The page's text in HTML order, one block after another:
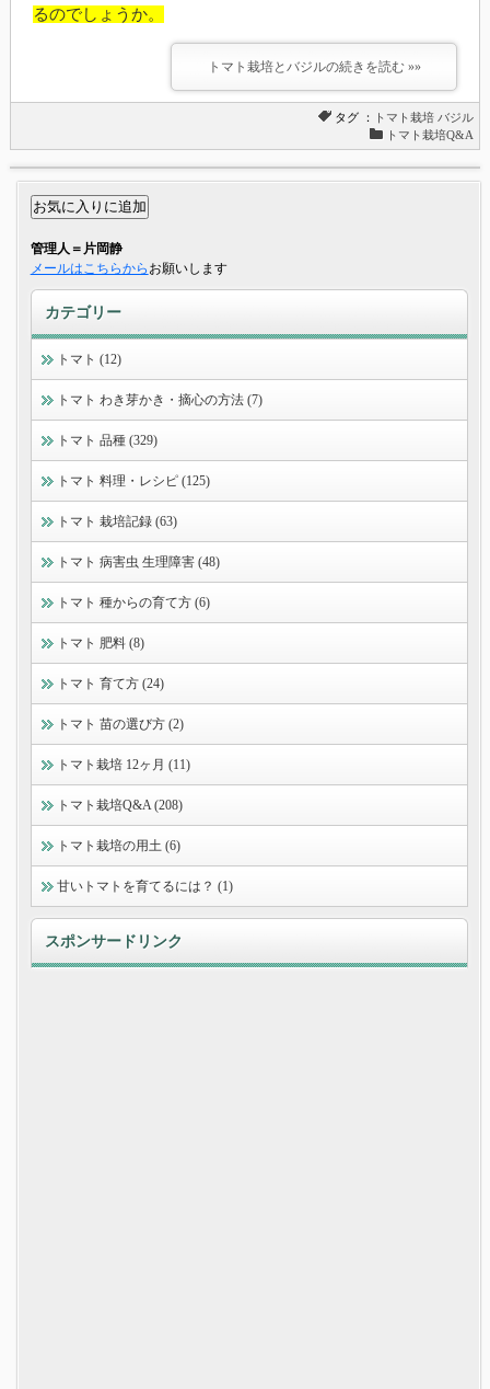
るのでしょうか。
トマト栽培とバジルの続きを読む »»
タグ ： トマト栽培 バジル
トマト栽培Q&A
管理人＝片岡静
メールはこちらから お願いします
カテゴリー
トマト (12)
トマト わき芽かき・摘心の方法 (7)
トマト 品種 (329)
トマト 料理・レシピ (125)
トマト 栽培記録 (63)
トマト 病害虫 生理障害 (48)
トマト 種からの育て方 (6)
トマト 肥料 (8)
トマト 育て方 (24)
トマト 苗の選び方 (2)
トマト栽培 12ヶ月 (11)
トマト栽培Q&A (208)
トマト栽培の用土 (6)
甘いトマトを育てるには？ (1)
スポンサードリンク